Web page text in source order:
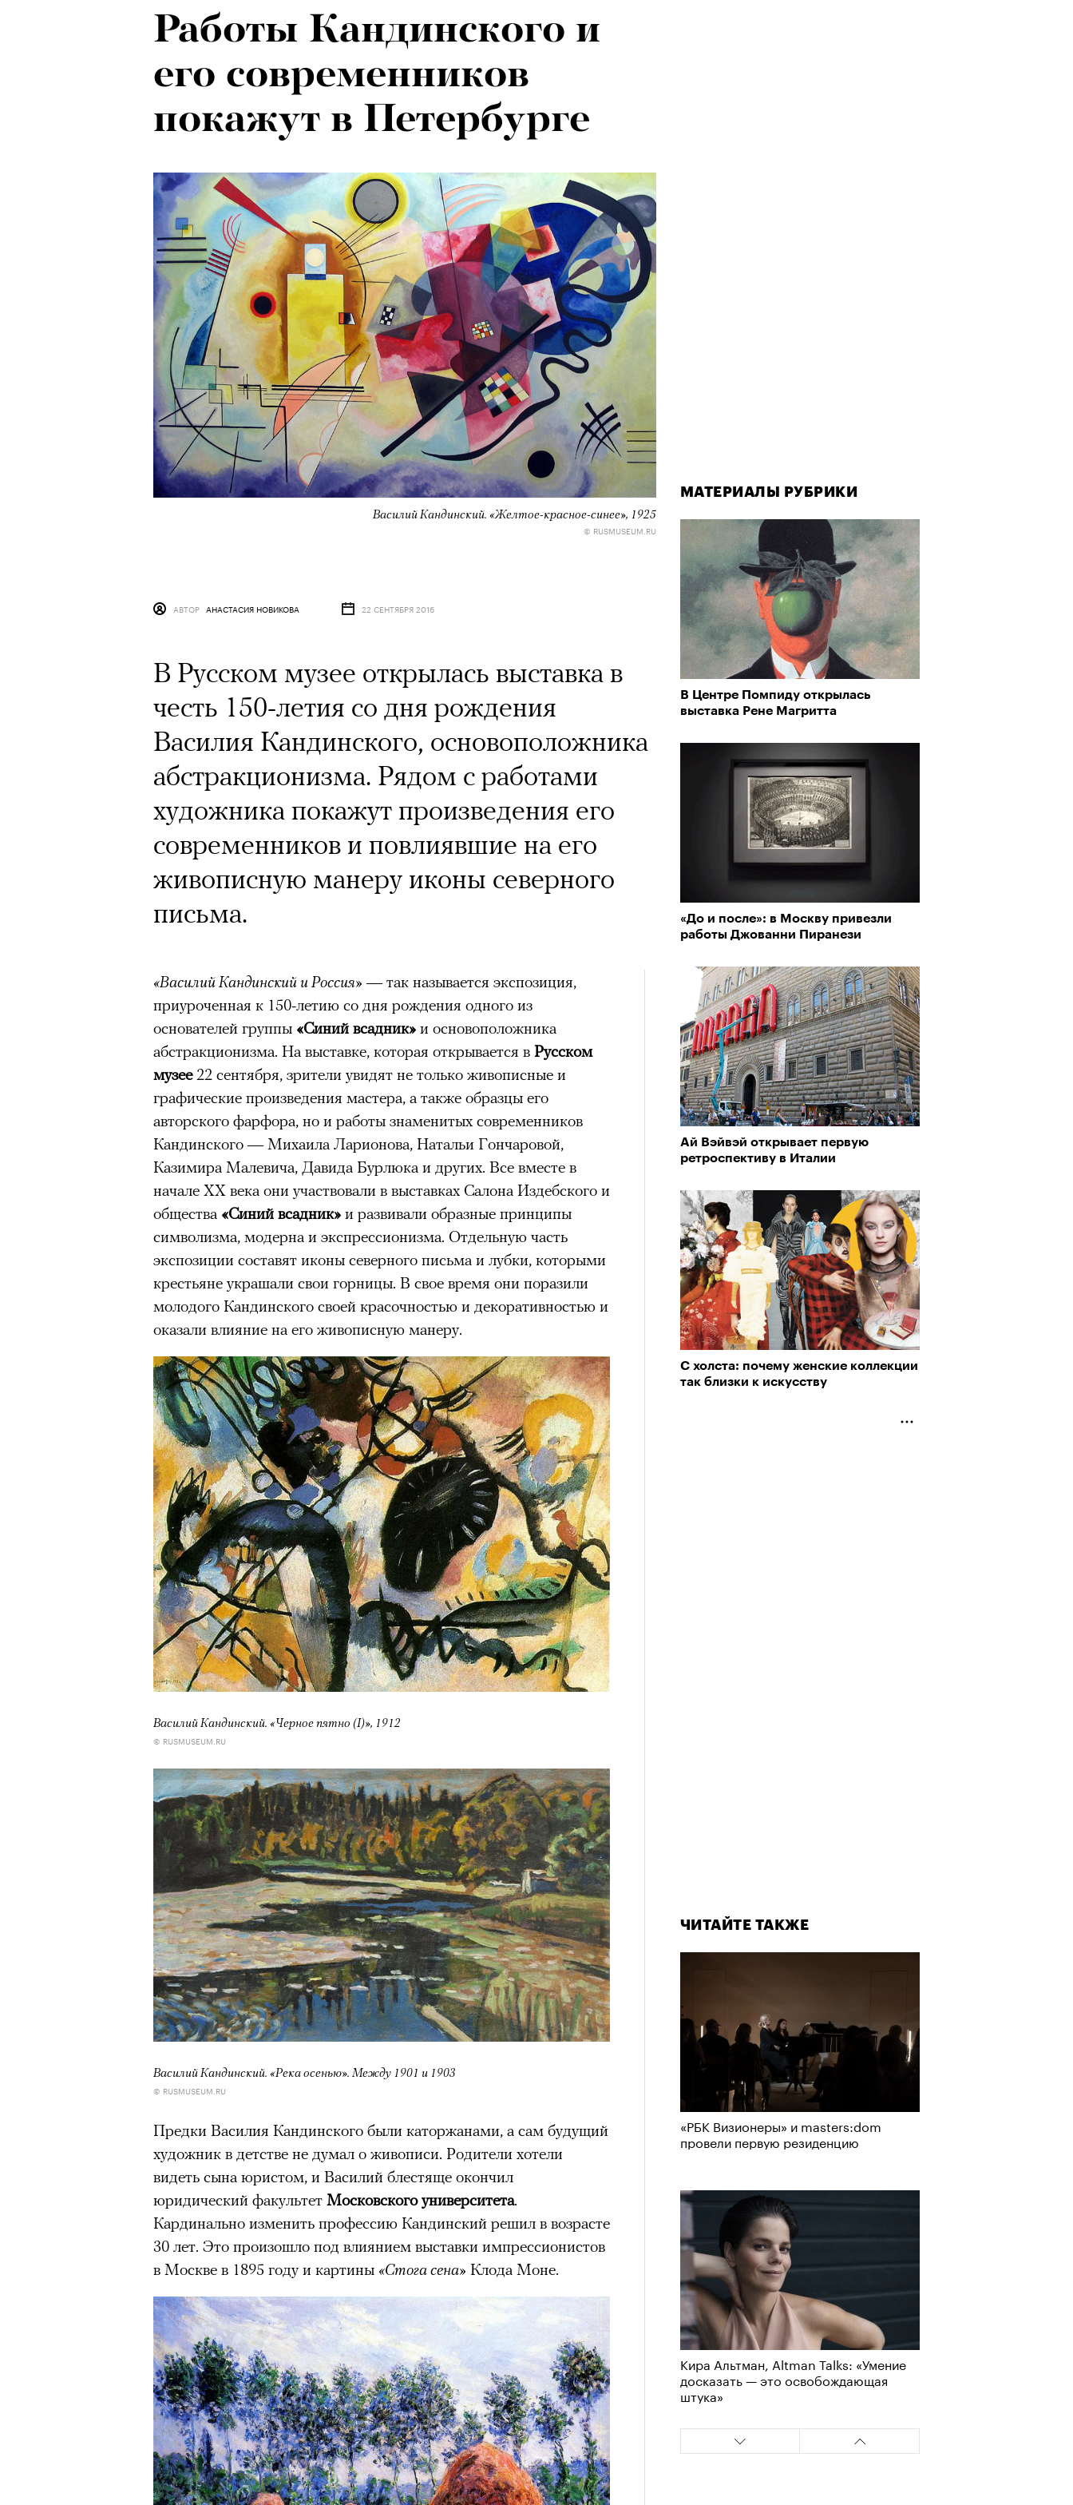
МАТЕРИАЛЫ РУБРИКИ
В Центре Помпиду открылась
выставка Рене Магритта
«До и после»: в Москву привезли
работы Джованни Пиранези
Ай Вэйвэй открывает первую
ретроспективу в Италии
С холста: почему женские коллекции
так близки к искусству
ЧИТАЙТЕ ТАКЖЕ
«РБК Визионеры» и masters:dom
провели первую резиденцию
Кира Альтман, Altman Talks: «Умение
досказать — это освобождающая
штука»
Работы Кандинского и
его современников
покажут в Петербурге
Василий Кандинский. «Желтое-красное-синее», 1925
© RUSMUSEUM.RU
АВТОР АНАСТАСИЯ НОВИКОВА 22 СЕНТЯБРЯ 2016
В Русском музее открылась выставка в
честь 150-летия со дня рождения
Василия Кандинского, основоположника
абстракционизма. Рядом с работами
художника покажут произведения его
современников и повлиявшие на его
живописную манеру иконы северного
письма.
«Василий Кандинский и Россия» — так называется экспозиция,
приуроченная к 150-летию со дня рождения одного из
основателей группы «Синий всадник» и основоположника
абстракционизма. На выставке, которая открывается в Русском
музее22 сентября, зрители увидят не только живописные и
графические произведения мастера, а также образцы его
авторского фарфора, но и работы знаменитых современников
Кандинского — Михаила Ларионова, Натальи Гончаровой,
Казимира Малевича, Давида Бурлюка и других. Все вместе в
начале XX века они участвовали в выставках Салона Издебского и
общества «Синий всадник» и развивали образные принципы
символизма, модерна и экспрессионизма. Отдельную часть
экспозиции составят иконы северного письма и лубки, которыми
крестьяне украшали свои горницы. В свое время они поразили
молодого Кандинского своей красочностью и декоративностью и
оказали влияние на его живописную манеру.
Василий Кандинский. «Черное пятно (I)», 1912
© RUSMUSEUM.RU
Василий Кандинский. «Река осенью». Между 1901 и 1903
© RUSMUSEUM.RU
Предки Василия Кандинского были каторжанами, а сам будущий
художник в детстве не думал о живописи. Родители хотели
видеть сына юристом, и Василий блестяще окончил
юридический факультет Московского университета.
Кардинально изменить профессию Кандинский решил в возрасте
30 лет. Это произошло под влиянием выставки импрессионистов
в Москве в 1895 году и картины «Стога сена» Клода Моне.